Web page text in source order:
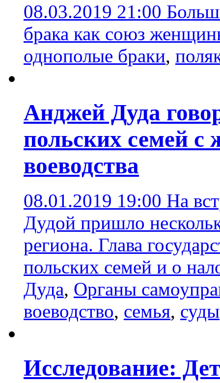
08.03.2019 21:00
брака как союз
однополые браки,
Анджей Дуда
польских семей
воеводства
08.01.2019 19:00 На
Дудой пришло
региона. Глава
польских семей и о
Дуда, Органы
воеводство, семья, суды
Исследование: